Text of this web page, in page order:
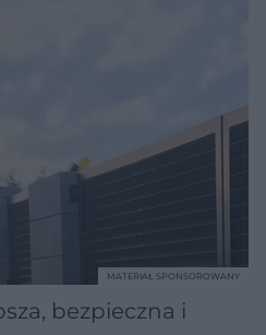
bezpieczna i
MATERIAŁ SPONSOROWANY